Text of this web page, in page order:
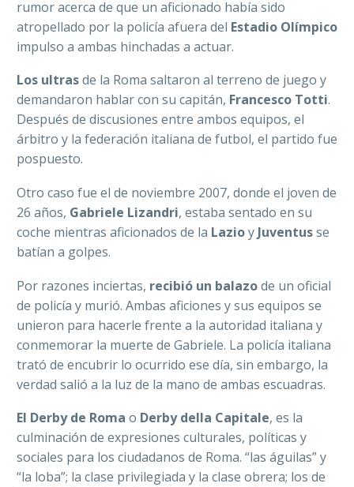
rumor acerca de que un aficionado había sido
atropellado por la policía afuera del Estadio Olímpico
impulso a ambas hinchadas a actuar.
Los ultrasde la Roma saltaron al terreno de juego y
demandaron hablar con su capitán, Francesco Totti.
Después de discusiones entre ambos equipos, el
árbitro y la federación italiana de futbol, el partido fue
pospuesto.
Otro caso fue el de noviembre 2007, donde el joven de
26 años, Gabriele Lizandri, estaba sentado en su
coche mientras aficionados de la Lazioy Juventusse
batían a golpes.
Por razones inciertas, recibió un balazode un oficial
de policía y murió. Ambas aficiones y sus equipos se
unieron para hacerle frente a la autoridad italiana y
conmemorar la muerte de Gabriele. La policía italiana
trató de encubrir lo ocurrido ese día, sin embargo, la
verdad salió a la luz de la mano de ambas escuadras.
El Derby de Roma o Derby della Capitale, es la
culminación de expresiones culturales, políticas y
sociales para los ciudadanos de Roma. “las águilas” y
“la loba”; la clase privilegiada y la clase obrera; los de